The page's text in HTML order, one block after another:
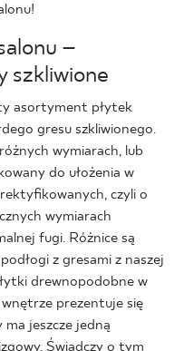
–
szkliwione
asortyment płytek
gresu szkliwionego.
wymiarach, lub
do ułożenia w
czyli o
wymiarach
fugi. Różnice są
z gresami z naszej
drewnopodobne w
wnętrze prezentuje się
ma jeszcze jedną
Świadczy o tym